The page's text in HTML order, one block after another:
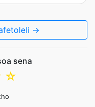
→
sena
☆